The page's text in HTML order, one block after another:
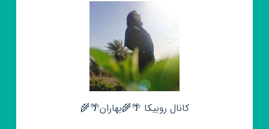
کانال روبیکا 🌴🌾بهاران🌴🌾